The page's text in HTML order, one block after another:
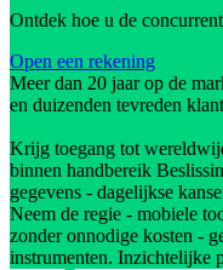
Ontdek hoe u de
Open een rekening
Meer dan 20 jaar op de
en duizenden tevreden
Krijg toegang tot
binnen handbereik
gegevens - dagelijkse
Neem de regie - mobiele
zonder onnodige kosten -
instrumenten. Inzichtelijke